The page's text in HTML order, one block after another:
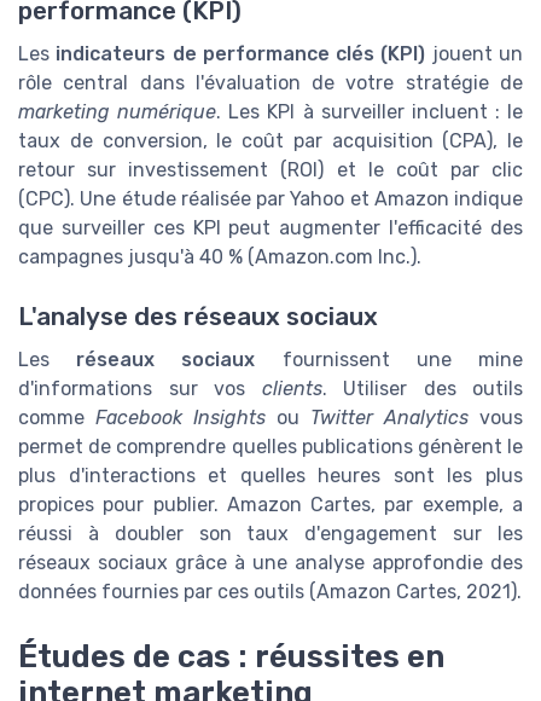
performance (KPI)
Les indicateurs de performance clés (KPI) jouent un
rôle central dans l'évaluation de votre stratégie de
marketing numérique. Les KPI à surveiller incluent : le
taux de conversion, le coût par acquisition (CPA), le
retour sur investissement (ROI) et le coût par clic
(CPC). Une étude réalisée par Yahoo et Amazon indique
que surveiller ces KPI peut augmenter l'efficacité des
campagnes jusqu'à 40 % (Amazon.com Inc.).
L'analyse des réseaux sociaux
Les réseaux sociaux fournissent une mine
d'informations sur vos clients. Utiliser des outils
comme Facebook Insights ou Twitter Analytics vous
permet de comprendre quelles publications génèrent le
plus d'interactions et quelles heures sont les plus
propices pour publier. Amazon Cartes, par exemple, a
réussi à doubler son taux d'engagement sur les
réseaux sociaux grâce à une analyse approfondie des
données fournies par ces outils (Amazon Cartes, 2021).
Études de cas : réussites en
internet marketing